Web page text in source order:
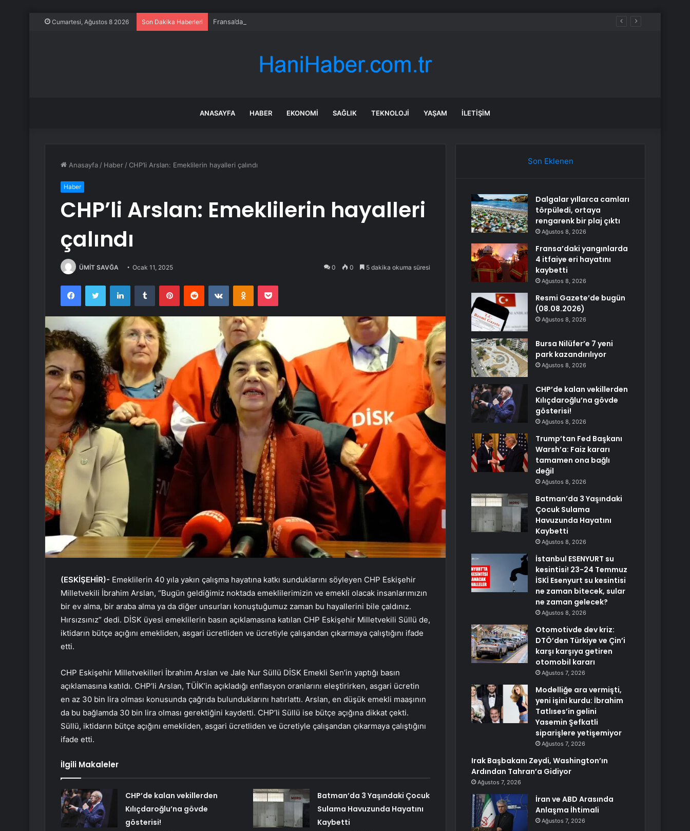
Cumartesi, Ağustos 8 2026 Son Dakika Haberleri Fransa’daki yangınlarda 4 itfaiye eri hayatını kaybetti
ANASAYFA HABER EKONOMI SAĞLIK TEKNOLOJI YAŞAM İLETIŞIM
Anasayfa / Haber / CHP’li Arslan: Emeklilerin hayalleri çalındı
Haber
CHP’li Arslan: Emeklilerin hayalleri
çalındı
ÜMİT SAVĞA Ocak 11, 2025 0 0 5 dakika okuma süresi
FacebookTwitter LinkedInTumblr PinterestReddit VKontakteOdnoklassniki
Pocket
(ESKİŞEHİR)- Emeklilerin 40 yıla yakın çalışma hayatına katkı sunduklarını söyleyen CHP Eskişehir
Milletvekili İbrahim Arslan, “Bugün geldiğimiz noktada emeklilerimizin ve emekli olacak insanlarımızın
bir ev alma, bir araba alma ya da diğer unsurları konuştuğumuz zaman bu hayallerini bile çaldınız.
Hırsızsınız” dedi. DİSK üyesi emeklilerin basın açıklamasına katılan CHP Eskişehir Milletvekili Süllü de,
iktidarın bütçe açığını emekliden, asgari ücretliden ve ücretiyle çalışandan çıkarmaya çalıştığını ifade
etti.
CHP Eskişehir Milletvekilleri İbrahim Arslan ve Jale Nur Süllü DİSK Emekli Sen’in yaptığı basın
açıklamasına katıldı. CHP’li Arslan, TÜİK’in açıkladığı enflasyon oranlarını eleştirirken, asgari ücretin
en az 30 bin lira olması konusunda çağrıda bulunduklarını hatırlattı. Arslan, en düşük emekli maaşının
da bu bağlamda 30 bin lira olması gerektiğini kaydetti. CHP’li Süllü ise bütçe açığına dikkat çekti.
Süllü, iktidarın bütçe açığını emekliden, asgari ücretliden ve ücretiyle çalışandan çıkarmaya çalıştığını
ifade etti.
İlgili Makaleler
CHP’de kalan vekillerden
Kılıçdaroğlu’na gövde
gösterisi!
Batman’da 3 Yaşındaki Çocuk
Sulama Havuzunda Hayatını
Kaybetti
Son Eklenen
Dalgalar yıllarca camları
törpüledi, ortaya
rengarenk bir plaj çıktı
Ağustos 8, 2026
Fransa’daki yangınlarda
4 itfaiye eri hayatını
kaybetti
Ağustos 8, 2026
Resmi Gazete’de bugün
(08.08.2026)
Ağustos 8, 2026
Bursa Nilüfer’e 7 yeni
park kazandırılıyor
Ağustos 8, 2026
CHP’de kalan vekillerden
Kılıçdaroğlu’na gövde
gösterisi!
Ağustos 8, 2026
Trump’tan Fed Başkanı
Warsh’a: Faiz kararı
tamamen ona bağlı
değil
Ağustos 8, 2026
Batman’da 3 Yaşındaki
Çocuk Sulama
Havuzunda Hayatını
Kaybetti
Ağustos 8, 2026
İstanbul ESENYURT su
kesintisi! 23-24 Temmuz
İSKİ Esenyurt su kesintisi
ne zaman bitecek, sular
ne zaman gelecek?
Ağustos 8, 2026
Otomotivde dev kriz:
DTÖ’den Türkiye ve Çin’i
karşı karşıya getiren
otomobil kararı
Ağustos 7, 2026
Modelliğe ara vermişti,
yeni işini kurdu: İbrahim
Tatlıses’in gelini
Yasemin Şefkatli
siparişlere yetişemiyor
Ağustos 7, 2026
Irak Başbakanı Zeydi, Washington’ın
Ardından Tahran’a Gidiyor
Ağustos 7, 2026
İran ve ABD Arasında
Anlaşma İhtimali
Ağustos 7, 2026